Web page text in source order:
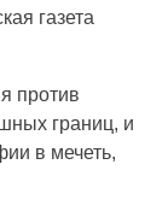
газета
против
границ, и
в мечеть,